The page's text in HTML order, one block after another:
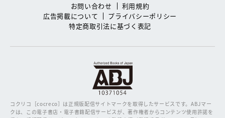
お問い合わせ
利用規約
広告掲載について
プライバシーポリシー
特定商取引法に基づく表記
コクリコ［cocreco］は正規版配信サイトマークを取得したサービスです。ABJマー
クは、この電子書店・電子書籍配信サービスが、著作権者からコンテンツ使用許諾を